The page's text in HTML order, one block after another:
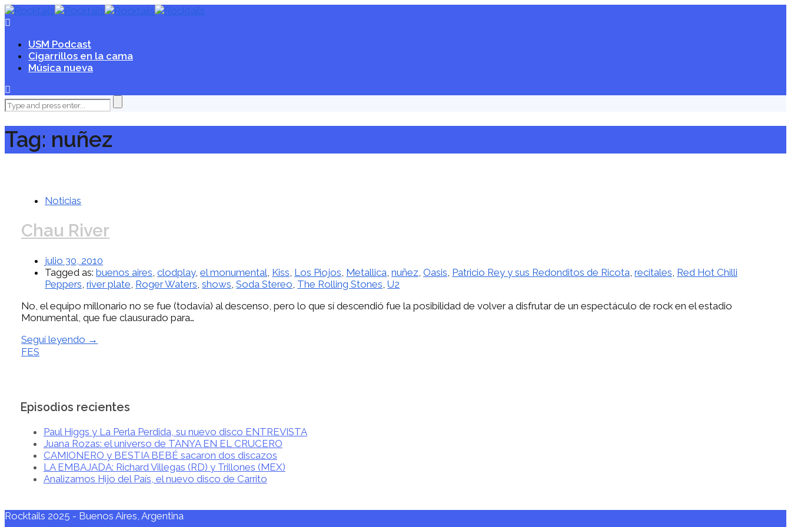
USM Podcast
Cigarrillos en la cama
Música nueva
Tag: nuñez
Noticias
Chau River
julio 30, 2010
Tagged as:buenos aires,clodplay,el monumental, Kiss, Los Piojos, Metallica,nuñez,Oasis, Patricio Rey y sus Redonditos de Ricota,recitales, Red Hot Chilli
Peppers,river plate, Roger Waters,shows,Soda Stereo, The Rolling Stones,U2
No, el equipo millonario no se fue (todavía) al descenso, pero lo que sí descendió fue la posibilidad de volver a disfrutar de un espectáculo de rock en el estadio
Monumental, que fue clausurado para…
Seguí leyendo →
FES
Episodios recientes
Paul Higgs y La Perla Perdida, su nuevo disco ENTREVISTA
Juana Rozas: el universo de TANYA EN EL CRUCERO
CAMIONERO y BESTIA BEBÉ sacaron dos discazos
LA EMBAJADA: Richard Villegas (RD) y Trillones (MEX)
Analizamos Hijo del País, el nuevo disco de Carrito
Rocktails 2025 - Buenos Aires, Argentina